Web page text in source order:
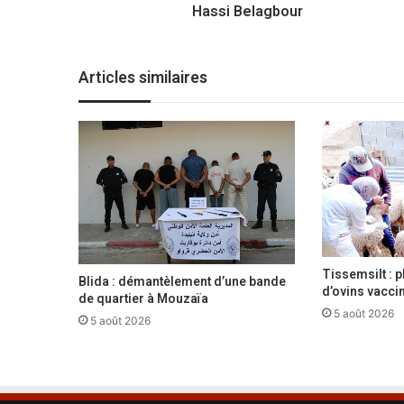
c
i
d
a
r
o
u
Hassi Belagbour
Articles similaires
Blida : démantèlement d’une bande
de quartier à Mouzaïa
5 août 2026
Tissemsilt :
d’ovins
5 août 2026